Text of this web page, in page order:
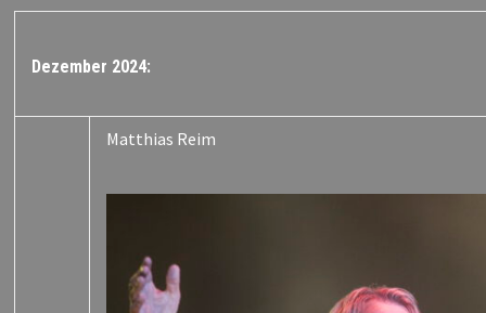
Dezember 2024:
Matthias Reim